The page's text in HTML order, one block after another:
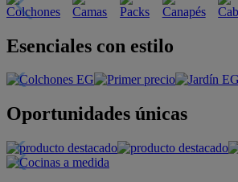
Esenciales con estilo
Oportunidades únicas